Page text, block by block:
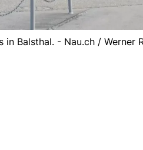
in Balsthal. - Nau.ch / Werner